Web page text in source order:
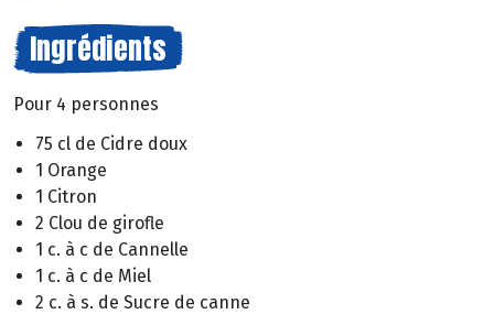
Ingrédients
Pour 4 personnes
75 cl de Cidre doux
1 Orange
1 Citron
2 Clou de girofle
1 c. à c de Cannelle
1 c. à c de Miel
2 c. à s. de Sucre de canne